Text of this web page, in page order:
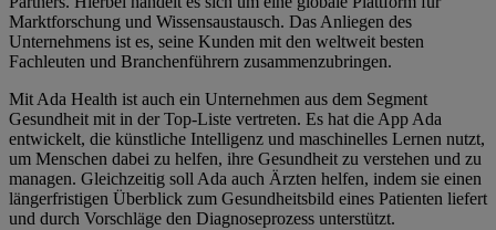
Marktforschung und Wissensaustausch. Das Anliegen des
Unternehmens ist es, seine Kunden mit den weltweit besten
Fachleuten und Branchenführern zusammenzubringen.
Mit Ada Health ist auch ein Unternehmen aus dem Segment
Gesundheit mit in der Top-Liste vertreten. Es hat die App Ada
entwickelt, die künstliche Intelligenz und maschinelles Lernen nutzt,
um Menschen dabei zu helfen, ihre Gesundheit zu verstehen und zu
managen. Gleichzeitig soll Ada auch Ärzten helfen, indem sie einen
längerfristigen Überblick zum Gesundheitsbild eines Patienten liefert
und durch Vorschläge den Diagnoseprozess unterstützt.